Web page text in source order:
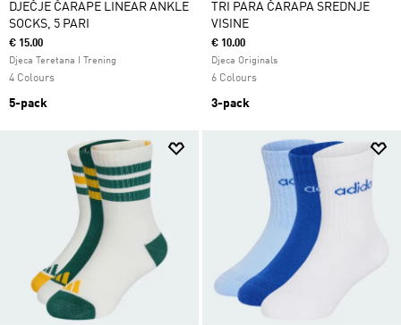
DJEČJE ČARAPE LINEAR ANKLE
SOCKS, 5 PARI
€ 15.00
Djeca Teretana I Trening
4 Colours
5-pack
TRI PARA ČARAPA SREDNJE
VISINE
€ 10.00
Djeca Originals
6 Colours
3-pack